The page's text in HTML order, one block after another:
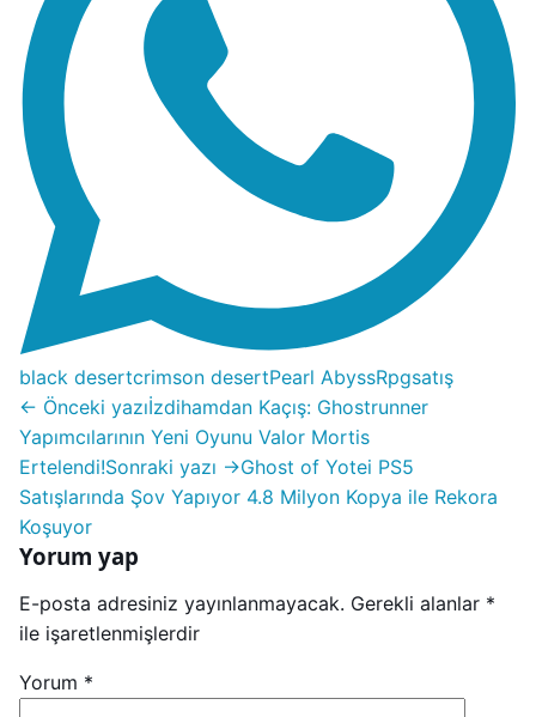
black desertcrimson desertPearl AbyssRpgsatış
← Önceki yazıİzdihamdan Kaçış: Ghostrunner
Yapımcılarının Yeni Oyunu Valor Mortis
Ertelendi!Sonraki yazı →Ghost of Yotei PS5
Satışlarında Şov Yapıyor 4.8 Milyon Kopya ile Rekora
Koşuyor
Yorum yap
E-posta adresiniz yayınlanmayacak. Gerekli alanlar *
ile işaretlenmişlerdir
Yorum *